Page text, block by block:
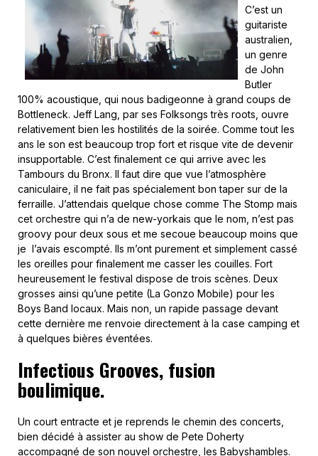
C’est un
guitariste
australien,
un genre
de John
Butler
100% acoustique, qui nous badigeonne à grand coups de
Bottleneck. Jeff Lang, par ses Folksongs très roots, ouvre
relativement bien les hostilités de la soirée. Comme tout les
ans le son est beaucoup trop fort et risque vite de devenir
insupportable. C’est finalement ce qui arrive avec les
Tambours du Bronx. Il faut dire que vue l’atmosphère
caniculaire, il ne fait pas spécialement bon taper sur de la
ferraille. J’attendais quelque chose comme The Stomp mais
cet orchestre qui n’a de new-yorkais que le nom, n’est pas
groovy pour deux sous et me secoue beaucoup moins que
je l’avais escompté. Ils m’ont purement et simplement cassé
les oreilles pour finalement me casser les couilles. Fort
heureusement le festival dispose de trois scènes. Deux
grosses ainsi qu’une petite (La Gonzo Mobile) pour les
Boys Band locaux. Mais non, un rapide passage devant
cette dernière me renvoie directement à la case camping et
à quelques bières éventées.
Infectious Grooves, fusion
boulimique.
Un court entracte et je reprends le chemin des concerts,
bien décidé à assister au show de Pete Doherty
accompagné de son nouvel orchestre, les Babyshambles.